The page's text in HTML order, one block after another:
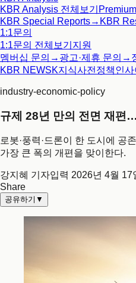
KBR Analysis 전체보기 Premium
KBR Special Reports→ KBR
1:1문의
1:1문의 전체보기 지원
멤버십 문의 → 광고·제휴 문의 →
KBR NEWSK지식사전 정책인사
industry-economic-policy
규제 28년 만의 전면 재편
로봇·풍력·드론이 한 도시에 공
가장 큰 폭의 개편을 맞이한다.
강지혜 기자입력 2026년 4월 17
Share
공유하기 ▼